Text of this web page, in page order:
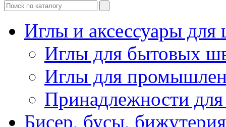
Иглы и аксессуары
Иглы для бытовых
Иглы для
Принадлежности
Бисер, бусы, бижутерия